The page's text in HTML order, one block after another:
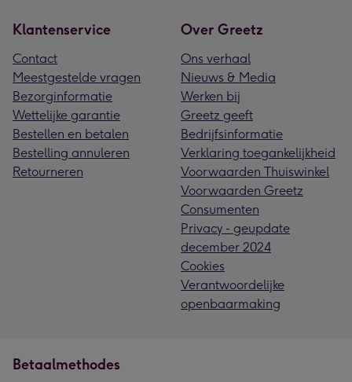
Klantenservice
Contact
Meestgestelde vragen
Bezorginformatie
Wettelijke garantie
Bestellen en betalen
Bestelling annuleren
Retourneren
Over Greetz
Ons verhaal
Nieuws & Media
Werken bij
Greetz geeft
Bedrijfsinformatie
Verklaring toegankelijkheid
Voorwaarden Thuiswinkel
Voorwaarden Greetz
Consumenten
Privacy - geupdate
december 2024
Cookies
Verantwoordelijke
openbaarmaking
Betaalmethodes